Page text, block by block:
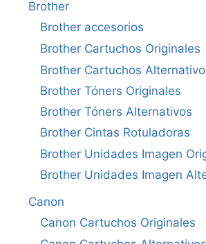
Brother
Brother accesorios
Brother Cartuchos Originales
Brother Cartuchos
Brother Tóners Originales
Brother Tóners Alternativos
Brother Cintas Rotuladoras
Brother Unidades Imagen
Brother Unidades Imagen
Canon
Canon Cartuchos Originales